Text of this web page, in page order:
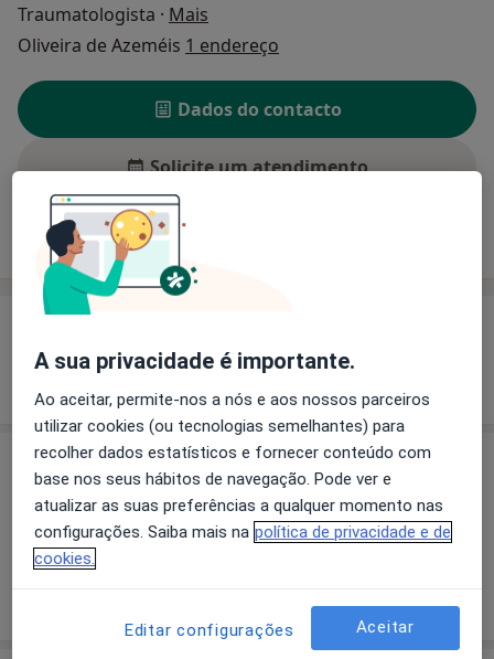
Traumatologista · Mais
Oliveira de Azeméis 1 endereço
Dados do contacto
Solicite um atendimento
Experiência
Mostrar mais detalhes
sobre a experiência
Preços
Sem informação sobre serviços e preços
Este especialista ainda não adicionou nenhuma
A sua privacidade é importante.
Ao aceitar, permite-nos a nós e aos nossos parceiros
utilizar cookies (ou tecnologias semelhantes) para
recolher dados estatísticos e fornecer conteúdo com
base nos seus hábitos de navegação. Pode ver e
atualizar as suas preferências a qualquer momento nas
configurações. Saiba mais na política de privacidade e de
cookies.
Editar configurações Aceitar